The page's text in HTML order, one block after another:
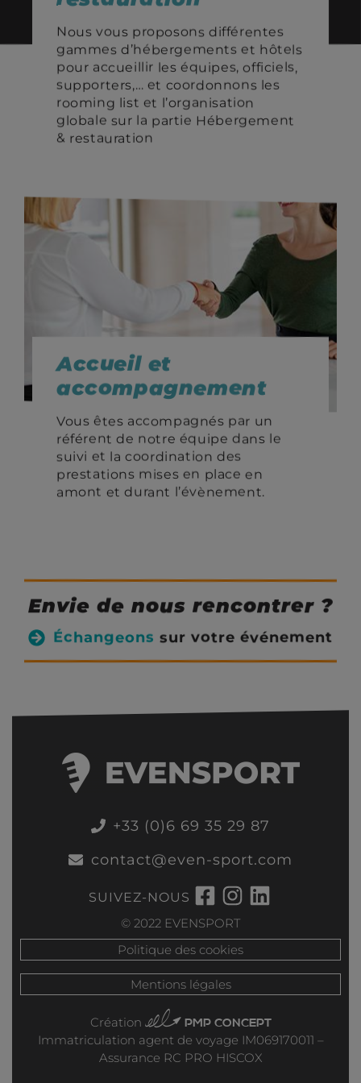
Nous vous proposons différentes
gammes d’hébergements et hôtels
pour accueillir les équipes, officiels,
supporters,… et coordonnons les
rooming list et l’organisation
globale sur la partie Hébergement
& restauration
Accueil et
accompagnement
Vous êtes accompagnés par un
référent de notre équipe dans le
suivi et la coordination des
prestations mises en place en
amont et durant l’évènement.
Envie de nous rencontrer ?
Échangeonssur votre événement
+33 (0)6 69 35 29 87
contact@even-sport.com
SUIVEZ-NOUS
© 2022 EVENSPORT​
Politique des cookies
Mentions légales
Création PMP CONCEPT
Immatriculation agent de voyage IM069170011 –
Assurance RC PRO HISCOX